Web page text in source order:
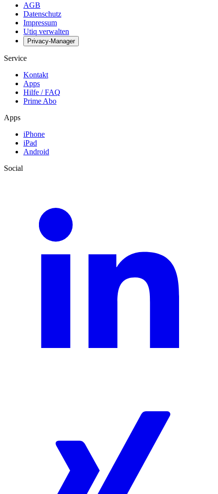
AGB
Datenschutz
Impressum
Utiq verwalten
Privacy-Manager
Service
Kontakt
Apps
Hilfe / FAQ
Prime Abo
Apps
iPhone
iPad
Android
Social